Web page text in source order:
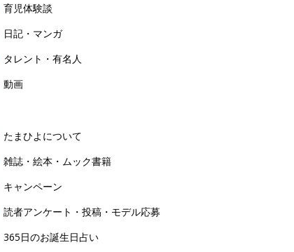
育児体験談
日記・マンガ
タレント・有名人
動画
たまひよについて
雑誌・絵本・ムック書籍
キャンペーン
読者アンケート・投稿・モデル応募
365日のお誕生日占い